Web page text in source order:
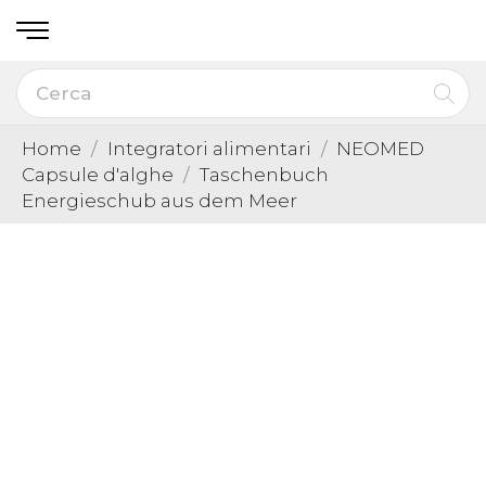
Home Integratori alimentari
NEOMED
Capsule d'alghe
Taschenbuch
Energieschub aus dem Meer